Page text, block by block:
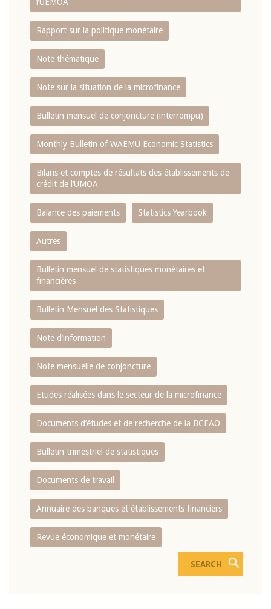
Rapport sur la politique monétaire
Note thématique
Note sur la situation de la microfinance
Bulletin mensuel de conjoncture (interrompu)
Monthly Bulletin of WAEMU Economic Statistics
Bilans et comptes de résultats des établissements de
crédit de l‘UMOA
Balance des paiements Statistics Yearbook
Autres
Bulletin mensuel de statistiques monétaires et
financières
Bulletin Mensuel des Statistiques
Note d’information
Note mensuelle de conjoncture
Etudes réalisées dans le secteur de la microfinance
Documents d’études et de recherche de la BCEAO
Bulletin trimestriel de statistiques
Documents de travail
Annuaire des banques et établissements financiers
Revue économique et monétaire